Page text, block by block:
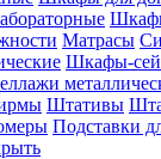
Матрасы
Шкафы-
Штативы
Подставки